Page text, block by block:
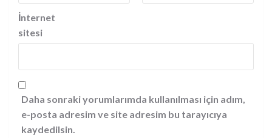
İnternet
sitesi
Daha sonraki yorumlarımda kullanılması için adım,
e-posta adresim ve site adresim bu tarayıcıya
kaydedilsin.